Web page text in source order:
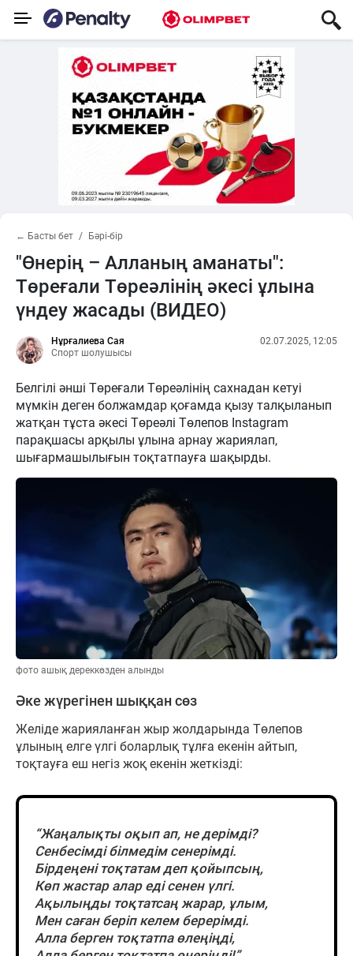
← Басты бет Бәрі-бір
"Өнерің – Алланың аманаты":
Төреғали Төреәлінің әкесі ұлына
үндеу жасады (ВИДЕО)
Нұрғалиева Сая
Спорт шолушысы
02.07.2025, 12:05
Белгілі әнші Төреғали Төреәлінің сахнадан кетуі
мүмкін деген болжамдар қоғамда қызу талқыланып
жатқан тұста әкесі Төреәлі Төлепов Instagram
парақшасы арқылы ұлына арнау жариялап,
шығармашылығын тоқтатпауға шақырды.
фото ашық дереккөзден алынды
Әке жүрегінен шыққан сөз
Желіде жарияланған жыр жолдарында Төлепов
ұлының елге үлгі боларлық тұлға екенін айтып,
тоқтауға еш негіз жоқ екенін жеткізді:
“Жаңалықты оқып ап, не дерімді?
Сенбесімді білмедім сенерімді.
Бірдеңені тоқтатам деп қойыпсың,
Көп жастар алар еді сенен үлгі.
Ақылыңды тоқтатсаң жарар, ұлым,
Мен саған беріп келем берерімді.
Алла берген тоқтатпа өлеңіңді,